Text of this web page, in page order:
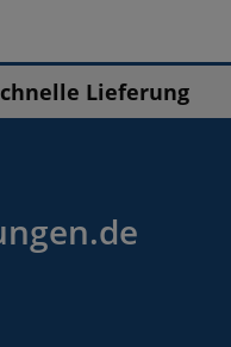
Lieferung